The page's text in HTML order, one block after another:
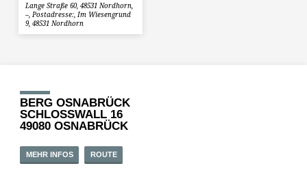
Lange Straße 60, 48531 Nordhorn,
–, Postadresse:, Im Wiesengrund
9, 48531 Nordhorn
BERG OSNABRÜCK
SCHLOSSWALL 16
49080 OSNABRÜCK
MEHR INFOS ROUTE